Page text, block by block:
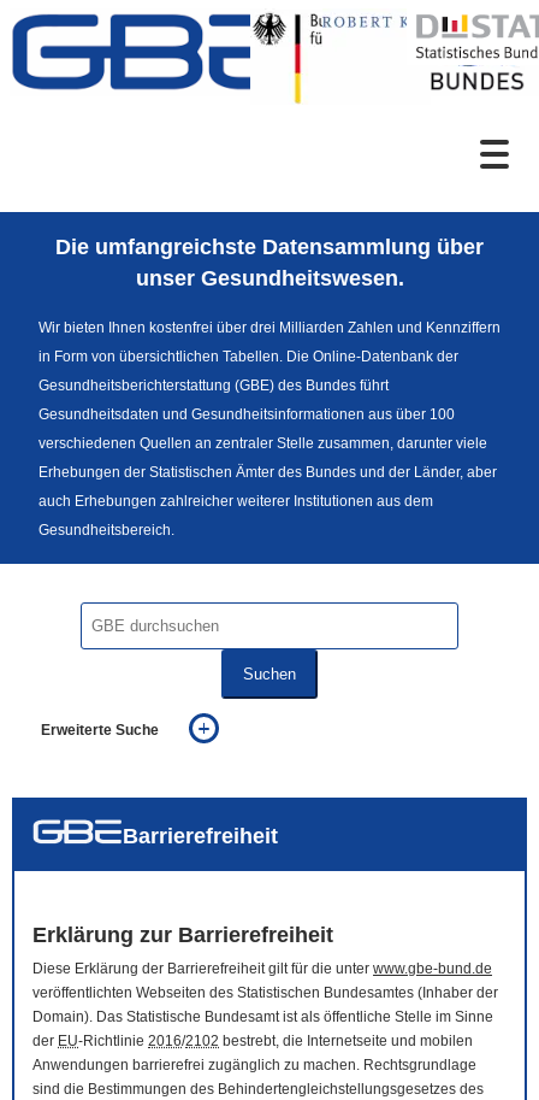
Zum Inhalt
Sprachumschaltung
Die umfangreichste Datensammlung über
unser Gesundheitswesen.
Wir bieten Ihnen kostenfrei über drei Milliarden Zahlen und Kennziffern
in Form von übersichtlichen Tabellen. Die Online-Datenbank der
Gesundheitsberichterstattung (GBE) des Bundes führt
Gesundheitsdaten und Gesundheitsinformationen aus über 100
verschiedenen Quellen an zentraler Stelle zusammen, darunter viele
Erhebungen der Statistischen Ämter des Bundes und der Länder, aber
auch Erhebungen zahlreicher weiterer Institutionen aus dem
Gesundheitsbereich.
Suchen
Erweiterte Suche
auch in allen Texten suchen (Volltextsuche)
Barrierefreiheit
Erklärung zur Barrierefreiheit
Diese Erklärung der Barrierefreiheit gilt für die unter www.gbe-bund.de
veröffentlichten Webseiten des Statistischen Bundesamtes (Inhaber der
Domain). Das Statistische Bundesamt ist als öffentliche Stelle im Sinne
der EU-Richtlinie 2016/2102 bestrebt, die Internetseite und mobilen
Anwendungen barrierefrei zugänglich zu machen. Rechtsgrundlage
sind die Bestimmungen des Behindertengleichstellungsgesetzes des